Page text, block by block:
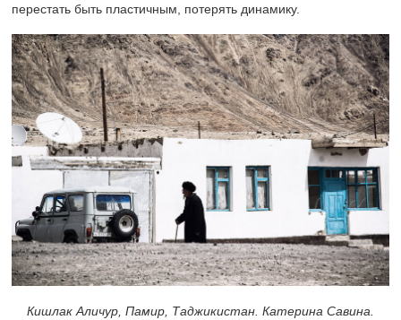
перестать быть пластичным, потерять динамику.
Кишлак Аличур, Памир, Таджикистан. Катерина Савина.